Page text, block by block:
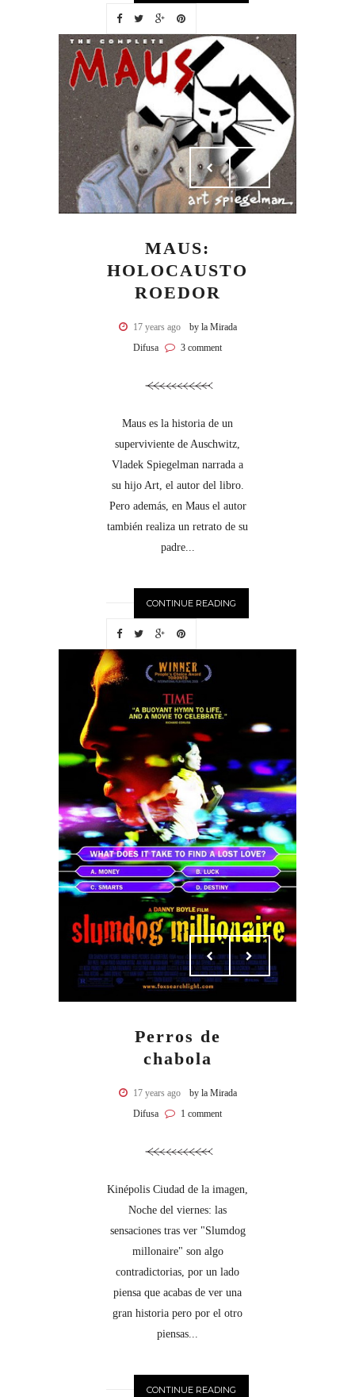
MAUS:
HOLOCAUSTO
ROEDOR
17 years ago
by la Mirada
Difusa
3 comment
Maus es la historia de un
superviviente de Auschwitz,
Vladek Spiegelman narrada a
su hijo Art, el autor del libro.
Pero además, en Maus el autor
también realiza un retrato de su
padre...
CONTINUE READING
Perros de
chabola
17 years ago
by la Mirada
Difusa
1 comment
Kinépolis Ciudad de la imagen,
Noche del viernes: las
sensaciones tras ver "Slumdog
millonaire" son algo
contradictorias, por un lado
piensa que acabas de ver una
gran historia pero por el otro
piensas...
CONTINUE READING